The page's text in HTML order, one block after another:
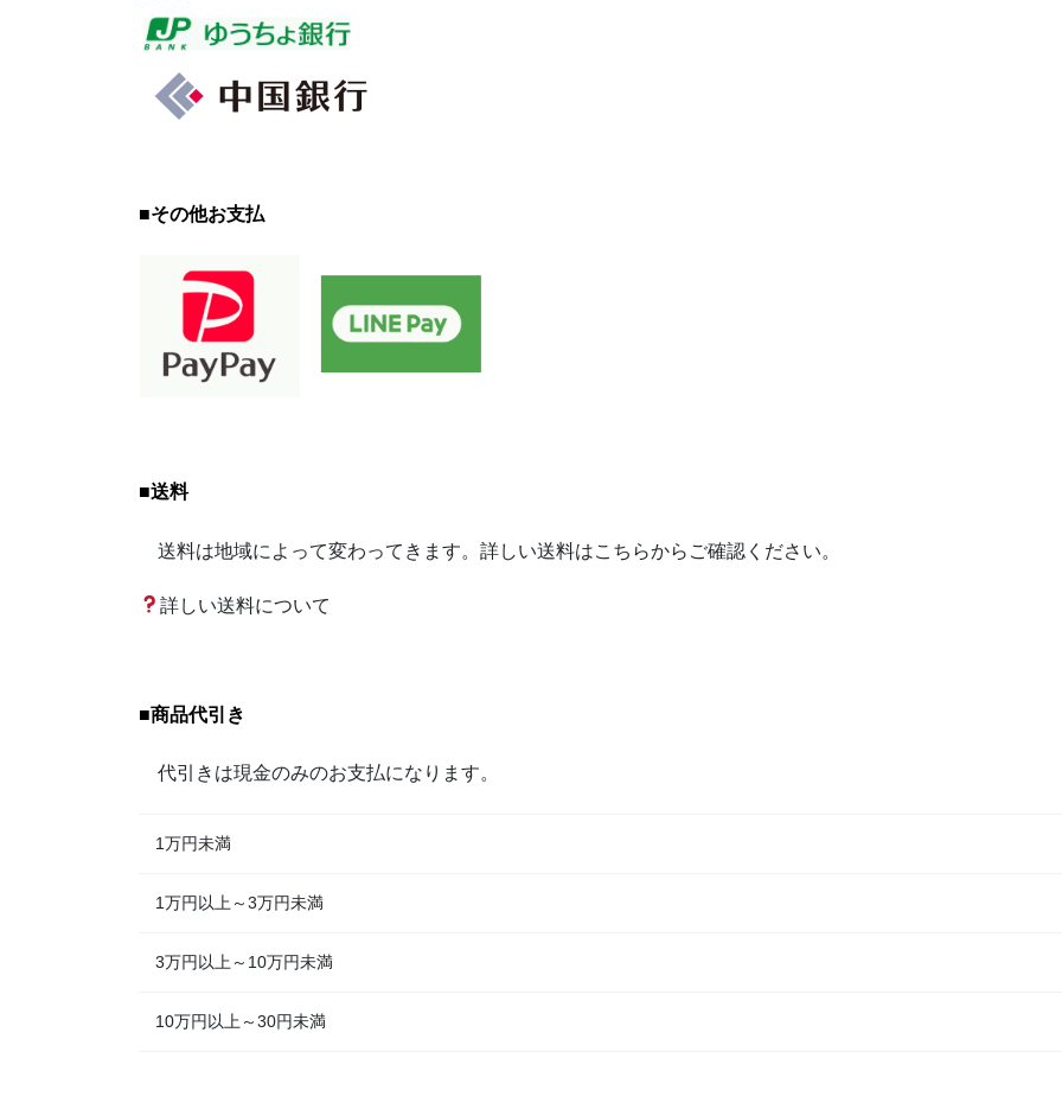
■その他お支払
■送料
送料は地域によって変わってきます。詳しい送料はこちらからご確認ください。
詳しい送料について
■商品代引き
代引きは現金のみのお支払になります。
1万円未満
1万円以上～3万円未満
3万円以上～10万円未満
10万円以上～30円未満